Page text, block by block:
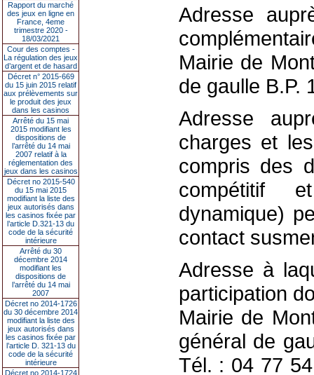
Rapport du marché
des jeux en ligne en
France, 4eme
trimestre 2020 -
18/03/2021
Cour des comptes -
La régulation des jeux
d’argent et de hasard
Décret n° 2015-669
du 15 juin 2015 relatif
aux prélèvements sur
le produit des jeux
dans les casinos
Arrêté du 15 mai
2015 modifiant les
dispositions de
l’arrêté du 14 mai
2007 relatif à la
réglementation des
jeux dans les casinos
Décret no 2015-540
du 15 mai 2015
modifiant la liste des
jeux autorisés dans
les casinos fixée par
l’article D.321-13 du
code de la sécurité
intérieure
Arrêté du 30
décembre 2014
modifiant les
dispositions de
l’arrêté du 14 mai
2007
Décret no 2014-1726
du 30 décembre 2014
modifiant la liste des
jeux autorisés dans
les casinos fixée par
l’article D. 321-13 du
code de la sécurité
intérieure
Décret no 2014-1724
Adresse
Mairie de
de gaulle B.P.
Adresse
charges et
compris des
compétitif
dynamique)
contact
Adresse à
participation
Mairie de
général de
Tél. : 04 77